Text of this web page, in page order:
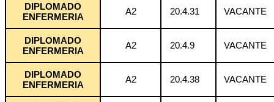
DIPLOMADO
ENFERMERIA
A2 20.4.31 VACANTE
DIPLOMADO
ENFERMERIA
A2 20.4.9 VACANTE
DIPLOMADO
ENFERMERIA
A2 20.4.38 VACANTE